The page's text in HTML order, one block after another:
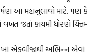
આ મહાનુભાવો માટે.
જતાં કાયમી ધોરણે
એકબીજાથી અભિન્ન એવાં